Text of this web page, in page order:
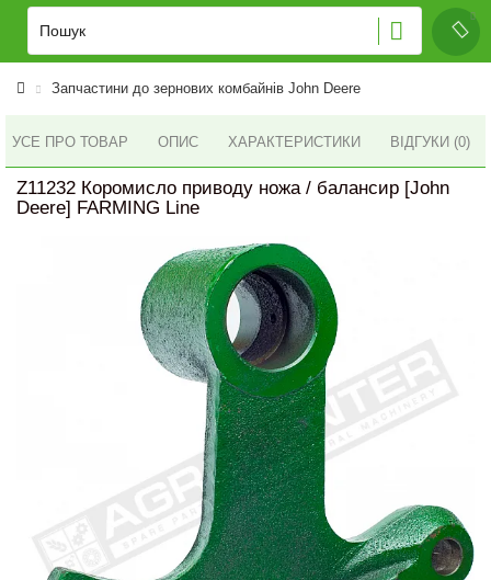
Запчастини до зернових комбайнів John Deere
УСЕ ПРО ТОВАР ОПИС ХАРАКТЕРИСТИКИ ВІДГУКИ (0)
Z11232 Коромисло приводу ножа / балансир [John
Deere] FARMING Line